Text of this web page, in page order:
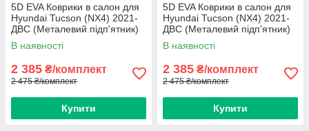
5D EVA Коврики в салон для
Hyundai Tucson (NX4) 2021-
ДВС (Металевий підп'ятник)
Червоні 5 шт
В наявності
2 385 ₴/комплект
2 475 ₴/комплект
Купити
5D EVA Коврики в салон для
Hyundai Tucson (NX4) 2021-
ДВС (Металевий підп'ятник)
Синий-Синій кант 5 шт
В наявності
2 385 ₴/комплект
2 475 ₴/комплект
Купити